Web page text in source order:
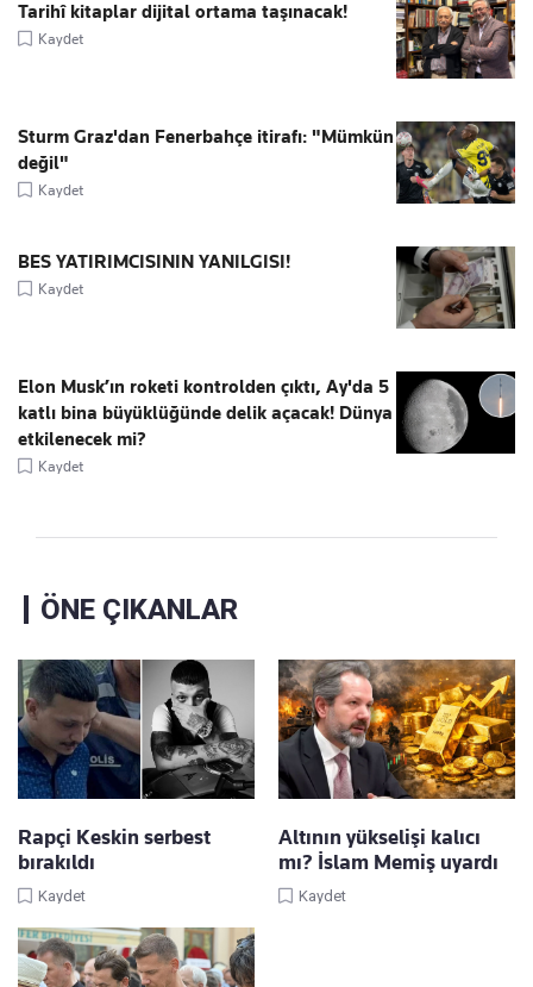
Tarihî kitaplar dijital ortama taşınacak!
Kaydet
Sturm Graz'dan Fenerbahçe itirafı: "Mümkün
değil"
Kaydet
BES YATIRIMCISININ YANILGISI!
Kaydet
Elon Musk’ın roketi kontrolden çıktı, Ay'da 5
katlı bina büyüklüğünde delik açacak! Dünya
etkilenecek mi?
Kaydet
ÖNE ÇIKANLAR
Rapçi Keskin serbest
bırakıldı
Kaydet
Altının yükselişi kalıcı
mı? İslam Memiş uyardı
Kaydet